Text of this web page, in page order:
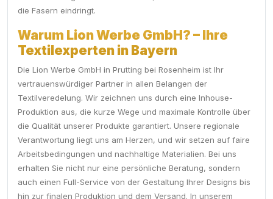
die Fasern eindringt.
Warum Lion Werbe GmbH? – Ihre
Textilexperten in Bayern
Die Lion Werbe GmbH in Prutting bei Rosenheim ist Ihr
vertrauenswürdiger Partner in allen Belangen der
Textilveredelung. Wir zeichnen uns durch eine Inhouse-
Produktion aus, die kurze Wege und maximale Kontrolle über
die Qualität unserer Produkte garantiert. Unsere regionale
Verantwortung liegt uns am Herzen, und wir setzen auf faire
Arbeitsbedingungen und nachhaltige Materialien. Bei uns
erhalten Sie nicht nur eine persönliche Beratung, sondern
auch einen Full-Service von der Gestaltung Ihrer Designs bis
hin zur finalen Produktion und dem Versand. In unserem